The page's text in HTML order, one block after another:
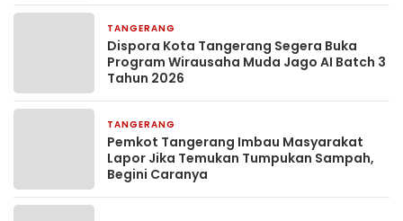
TANGERANG
Dispora Kota Tangerang Segera Buka
Program Wirausaha Muda Jago AI Batch 3
Tahun 2026
TANGERANG
Pemkot Tangerang Imbau Masyarakat
Lapor Jika Temukan Tumpukan Sampah,
Begini Caranya